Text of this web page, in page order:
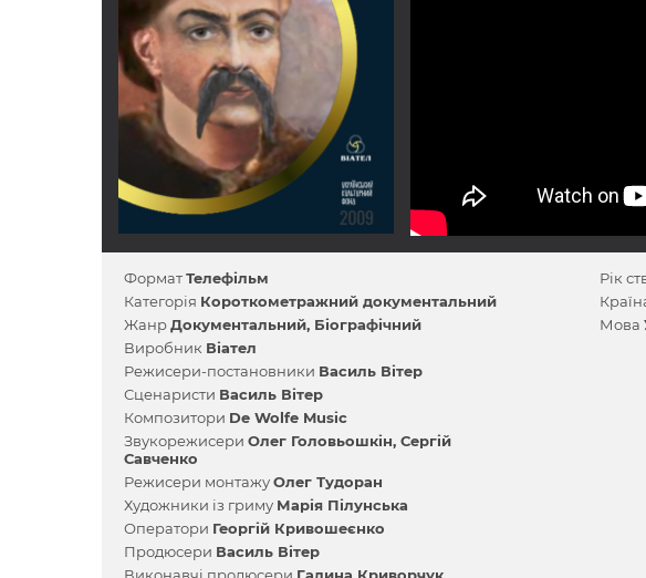
ФорматТелефільм
Категорія Короткометражний документальний
ЖанрДокументальний Біографічний
Виробник Віател
Режисери-постановники Василь Вітер
Сценаристи Василь Вітер
Композитори De Wolfe Music
Звукорежисери Олег Головьошкін Сергій
Савченко
Режисери монтажуОлег Тудоран
Художники із гриму Марія Пілунська
Оператори Георгій Кривошеєнко
Продюсери Василь Вітер
Рік
Мова